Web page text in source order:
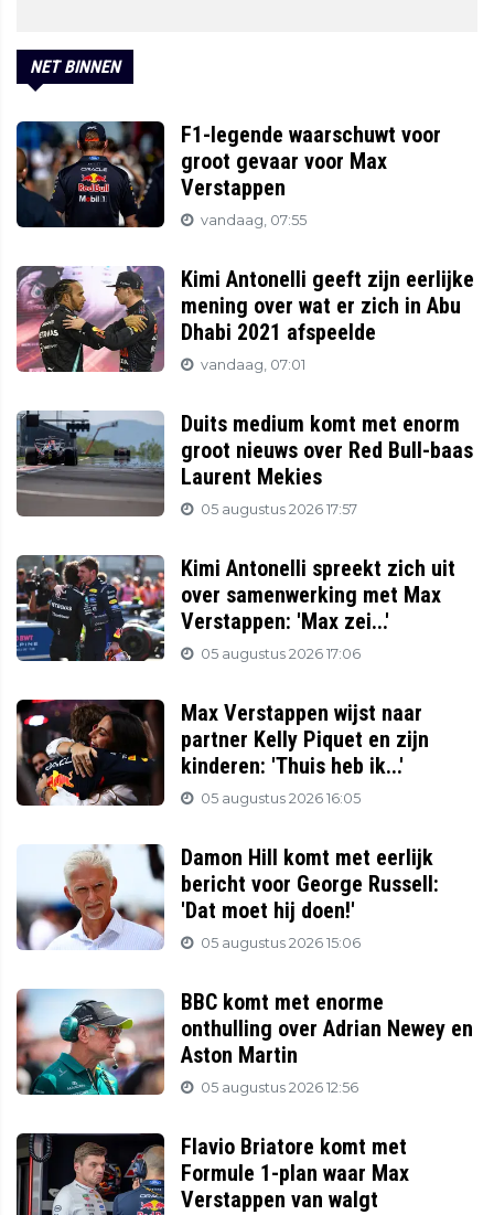
NET BINNEN
F1-legende waarschuwt voor
groot gevaar voor Max
Verstappen
vandaag, 07:55
Kimi Antonelli geeft zijn eerlijke
mening over wat er zich in Abu
Dhabi 2021 afspeelde
vandaag, 07:01
Duits medium komt met enorm
groot nieuws over Red Bull-baas
Laurent Mekies
05 augustus 2026 17:57
Kimi Antonelli spreekt zich uit
over samenwerking met Max
Verstappen: 'Max zei...'
05 augustus 2026 17:06
Max Verstappen wijst naar
partner Kelly Piquet en zijn
kinderen: 'Thuis heb ik...'
05 augustus 2026 16:05
Damon Hill komt met eerlijk
bericht voor George Russell:
'Dat moet hij doen!'
05 augustus 2026 15:06
BBC komt met enorme
onthulling over Adrian Newey en
Aston Martin
05 augustus 2026 12:56
Flavio Briatore komt met
Formule 1-plan waar Max
Verstappen van walgt